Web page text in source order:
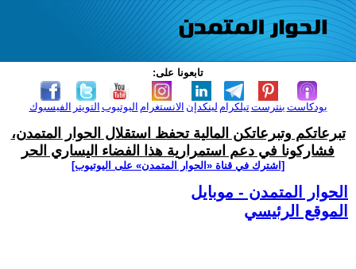
تابعونا على:
الفيسبوك التويتر اليوتيوب الانستغرام لينكدإن تيلكرامبنترست بودكاست
تبرعاتكم وتبرعاتكن المالية تحفظ استقلال الحوار المتمدن،
فشاركونا في دعم استمرارية هذا الفضاء اليساري الحر
[اشترك في قناة ‫«الحوار المتمدن» على اليوتيوب]
الحوار المتمدن - موبايل
الموقع الرئيسي